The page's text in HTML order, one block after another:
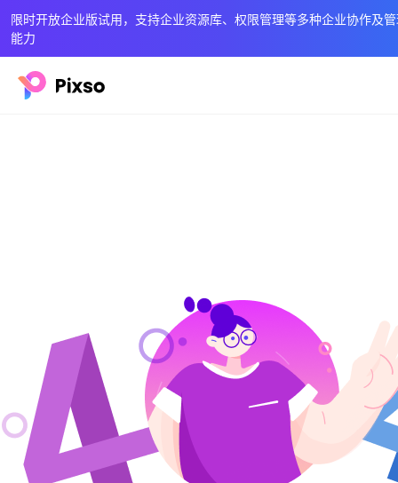
限时开放企业版试用，支持企业资源库、权限管理等多种企业协作及
能力